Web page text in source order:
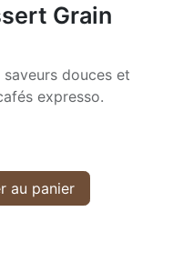
Grain
douces et
expresso.
au panier